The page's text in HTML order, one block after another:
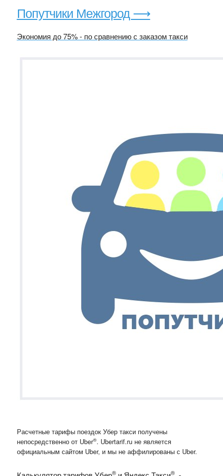
Попутчики Межгород ⟶
Экономия до 75% - по сравнению с заказом такси
Расчетные тарифы поездок Убер такси получены
непосредственно от Uber®. Ubertarif.ru не является
официальным сайтом Uber, и мы не аффилированы с Uber.
® ®